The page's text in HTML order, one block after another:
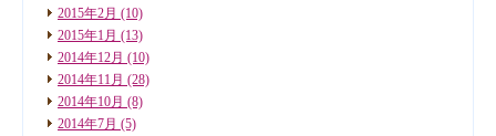
2015年2月 (10)
2015年1月 (13)
2014年12月 (10)
2014年11月 (28)
2014年10月 (8)
2014年7月 (5)